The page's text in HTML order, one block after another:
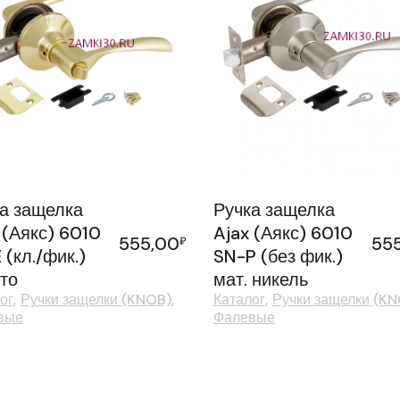
защелка
6010
(кл./фик.)
555,00₽
Ручки защелки (KNOB)
Ручка защелка
Ajax (Аякс) 6010
SN-P (без фик.)
мат. никель
Каталог Ручки защелки
Фалевые